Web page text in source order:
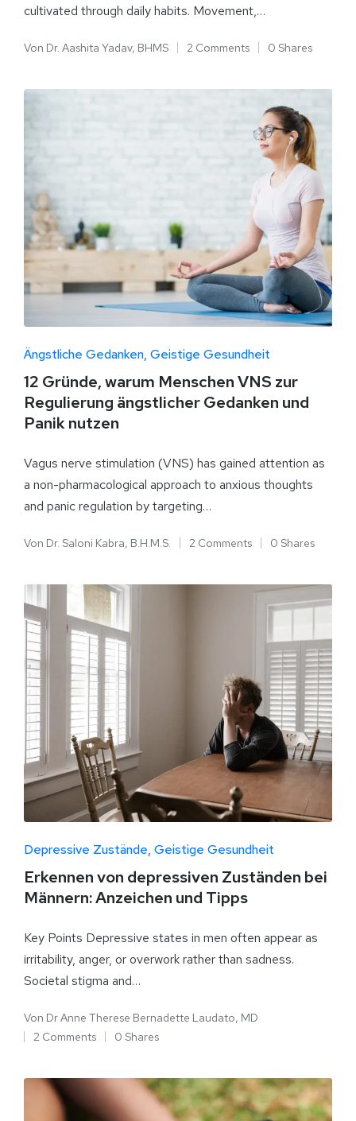
cultivated through daily habits. Movement,…
Von Dr. Aashita Yadav, BHMS 2 Comments 0 Shares
Ängstliche Gedanken Geistige Gesundheit
12 Gründe, warum Menschen VNS zur
Regulierung ängstlicher Gedanken und
Panik nutzen
Vagus nerve stimulation (VNS) has gained attention as
a non-pharmacological approach to anxious thoughts
and panic regulation by targeting…
Von Dr. Saloni Kabra, B.H.M.S. 2 Comments 0 Shares
Depressive Zustände Geistige Gesundheit
Erkennen von depressiven Zuständen bei
Männern: Anzeichen und Tipps
Key Points Depressive states in men often appear as
irritability, anger, or overwork rather than sadness.
Societal stigma and…
Von Dr Anne Therese Bernadette Laudato, MD
2 Comments
0 Shares